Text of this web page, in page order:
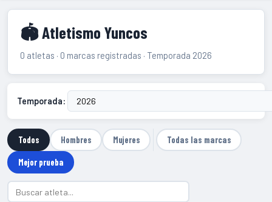
🏟 Atletismo Yuncos
0 atletas · 0 marcas registradas · Temporada 2026
Temporada:
Todos Hombres Mujeres Todas las marcas
Mejor prueba